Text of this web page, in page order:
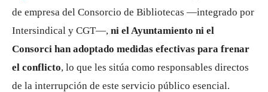
de empresa del Consorcio de Bibliotecas —integrado por
Intersindical y CGT—, ni el Ayuntamiento ni el
Consorci han adoptado medidas efectivas para frenar
el conflicto, lo que les sitúa como responsables directos
de la interrupción de este servicio público esencial.